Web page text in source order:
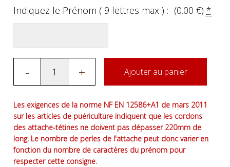
Indiquez le Prénom ( 9 lettres max ) :- (0.00€)*
- + Ajouter au panier
Les exigences de la norme NF EN 12586+A1 de mars 2011
sur les articles de puériculture indiquent que les cordons
des attache-tétines ne doivent pas dépasser 220mm de
long. Le nombre de perles de l'attache peut donc varier en
fonction du nombre de caractères du prénom pour
respecter cette consigne.